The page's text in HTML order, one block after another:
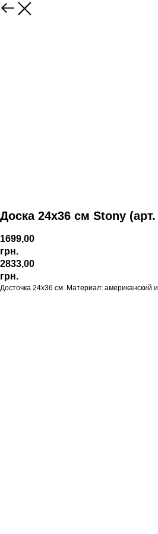
Доска 24х36 см Stony (арт.
1699,00
грн.
2833,00
грн.
Досточка 24х36 см. Материал: американский